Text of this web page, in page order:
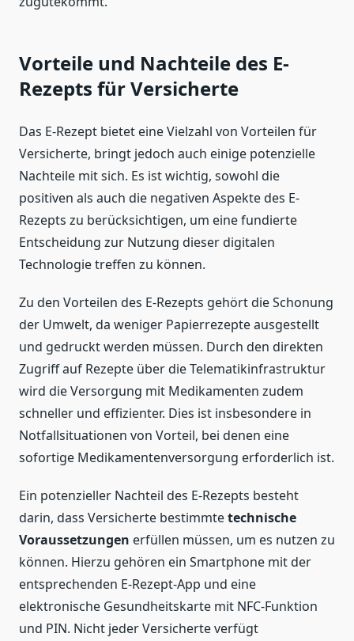
Vorteile und Nachteile des E-
Rezepts für Versicherte
Das E-Rezept bietet eine Vielzahl von Vorteilen für
Versicherte, bringt jedoch auch einige potenzielle
Nachteile mit sich. Es ist wichtig, sowohl die
positiven als auch die negativen Aspekte des E-
Rezepts zu berücksichtigen, um eine fundierte
Entscheidung zur Nutzung dieser digitalen
Technologie treffen zu können.
Zu den Vorteilen des E-Rezepts gehört die Schonung
der Umwelt, da weniger Papierrezepte ausgestellt
und gedruckt werden müssen. Durch den direkten
Zugriff auf Rezepte über die Telematikinfrastruktur
wird die Versorgung mit Medikamenten zudem
schneller und effizienter. Dies ist insbesondere in
Notfallsituationen von Vorteil, bei denen eine
sofortige Medikamentenversorgung erforderlich ist.
Ein potenzieller Nachteil des E-Rezepts besteht
darin, dass Versicherte bestimmtetechnische
Voraussetzungen erfüllen müssen, um es nutzen zu
können. Hierzu gehören ein Smartphone mit der
entsprechenden E-Rezept-App und eine
elektronische Gesundheitskarte mit NFC-Funktion
und PIN. Nicht jeder Versicherte verfügt